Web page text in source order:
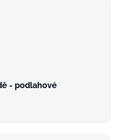
- podlahové